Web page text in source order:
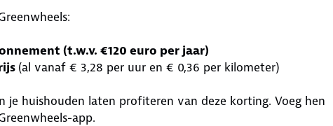
(t.w.v. €120 euro per jaar)
(al vanaf € 3,28 per uur en € 0,36 per kilometer)
huishouden laten profiteren van deze korting. Voeg hen
app.